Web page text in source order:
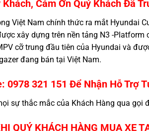
Khách, Cảm Ơn Quý Khách Đã
Việt Nam chính thức ra mắt Hyundai
xây dựng trên nền tảng N3 -Platform
cỡ trung đầu tiên của Hyundai và
đang bán tại Việt Nam.
0978 321 151 Để Nhận Hỗ Trợ
sự thắc mắc của Khách Hàng qua gọi
QUÝ KHÁCH HÀNG MUA XE